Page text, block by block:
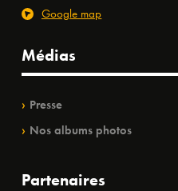
Google map
Médias
Presse
Nos albums photos
Partenaires